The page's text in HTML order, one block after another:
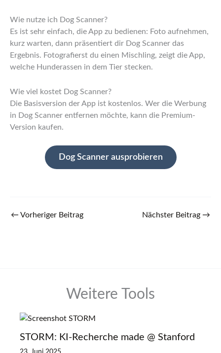
Wie nutze ich Dog Scanner?
Es ist sehr einfach, die App zu bedienen: Foto aufnehmen,
kurz warten, dann präsentiert dir Dog Scanner das
Ergebnis. Fotografierst du einen Mischling, zeigt die App,
welche Hunderassen in dem Tier stecken.
Wie viel kostet Dog Scanner?
Die Basisversion der App ist kostenlos. Wer die Werbung
in Dog Scanner entfernen möchte, kann die Premium-
Version kaufen.
Dog Scanner ausprobieren
← Vorheriger Beitrag Nächster Beitrag →
Weitere Tools
STORM: KI-Recherche made @ Stanford